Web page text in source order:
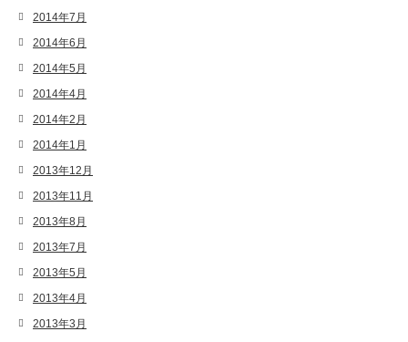
2014年7月
2014年6月
2014年5月
2014年4月
2014年2月
2014年1月
2013年12月
2013年11月
2013年8月
2013年7月
2013年5月
2013年4月
2013年3月